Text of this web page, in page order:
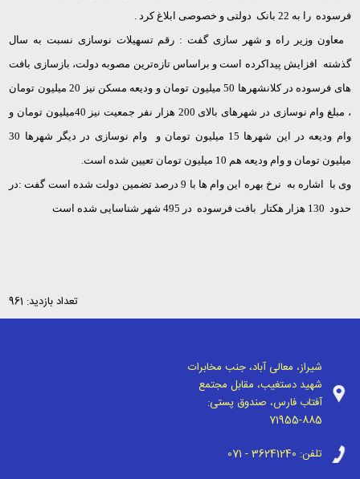
فرسوده را به 22 بانک دولتی و خصوصی ابلاغ کرد .
معاون وزیر راه و شهر سازی گفت : رقم تسهیلات نوسازی نسبت به سال
گذشته افزایش پیداکرده است و براساس تازه‌ترین مصوبه دولت، بازسازی بافت
های فرسوده در کلانشهرها 50 میلیون تومان و ودیعه مسکن نیز 20 میلیون تومان
، مبلغ وام نوسازی در شهرهای بالای 200 هزار نفر جمعیت نیز
40میلیون تومان و
وام ودیعه در این شهرها 15 میلیون تومان و وام نوسازی در دیگر شهرها 30
میلیون تومان و وام ودیعه هم 10 میلیون تومان تعیین شده است.
وی با اشاره به نرخ بهره این وام ها با 9 درصد تضمین دولت شده است گفت :در
حدود 130 هزار هکتار بافت فرسوده در 495 شهر شناسایی شده است
تعداد بازدید: 961
شیراز، معالی آباد، جنب مخابرات
شهید دستغیب، مقابل مجتمع
آفتاب فارس، صندوق پستی:
71955-885
تلفن: 071 - 36241240